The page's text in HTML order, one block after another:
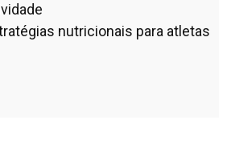
nutricionais para atletas